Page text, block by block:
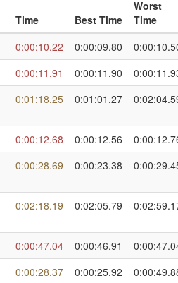
Time Best Time
Worst
Time
0:00:10.22 0:00:09.80
0:00:11.91 0:00:11.90
0:01:18.25 0:01:01.27
0:00:12.68 0:00:12.56
0:00:28.69 0:00:23.38
0:02:18.19 0:02:05.79
0:00:47.04 0:00:46.91
0:00:28.37 0:00:25.92